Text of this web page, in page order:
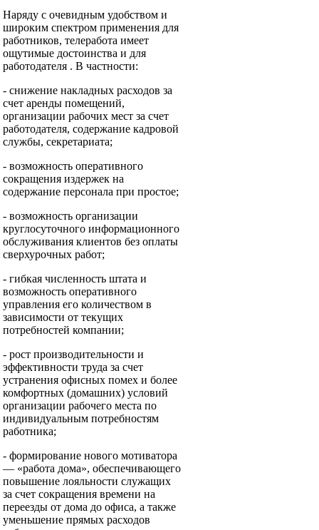
Наряду с очевидным удобством и
широким спектром применения для
работников, телеработа имеет
ощутимые достоинства и для
работодателя . В частности:
- снижение накладных расходов за
счет аренды помещений,
организации рабочих мест за счет
работодателя, содержание кадровой
cлужбы, секретариата;
- возможность оперативного
сокращения издержек на
содержание персонала при простое;
- возможность организации
круглосуточного информационного
обслуживания клиентов без оплаты
сверхурочных работ;
- гибкая численность штата и
возможность оперативного
управления его количеством в
зависимости от текущих
потребностей компании;
- рост производительности и
эффективности труда за счет
устранения офисных помех и более
комфортных (домашних) условий
организации рабочего места по
индивидуальным потребностям
работника;
- формирование нового мотиватора
— «работа дома», обеспечивающего
повышение лояльности служащих
за счет сокращения времени на
переезды от дома до офиса, а также
уменьшение прямых расходов